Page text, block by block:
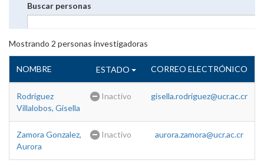
Buscar personas
Mostrando 2 personas investigadoras
NOMBRE ESTADO CORREO ELECTRÓNICO
Rodriguez
Villalobos, Gisella
Inactivo gisella.rodriguez@ucr.ac.cr
Zamora Gonzalez,
Aurora
Inactivo aurora.zamora@ucr.ac.cr